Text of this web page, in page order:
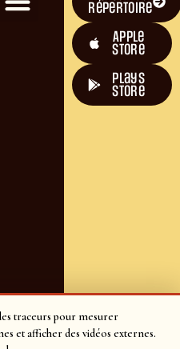
traceurs pour mesurer
et afficher des vidéos externes.
répertoire
Apple
Store
plays
store